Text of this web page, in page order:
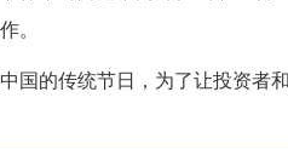
。
国的传统节日，为了让投资